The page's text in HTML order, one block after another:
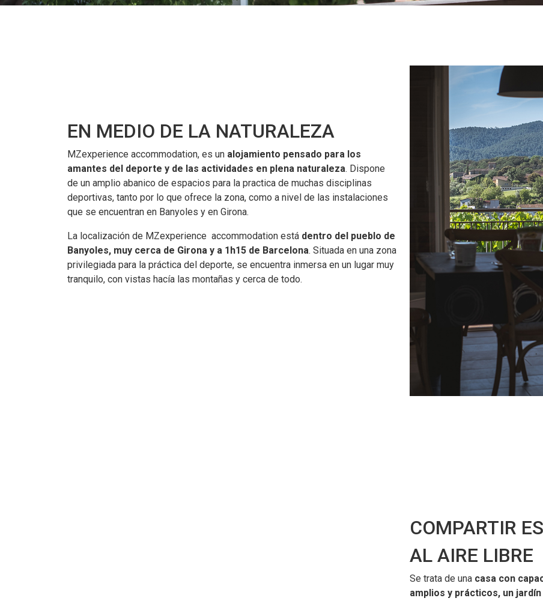
EN MEDIO DE LA NATURALEZA
MZexperience accommodation, es un alojamiento pensado para los
amantes del deporte y de las actividades en plena naturaleza. Dispone
de un amplio abanico de espacios para la practica de muchas disciplinas
deportivas, tanto por lo que ofrece la zona, como a nivel de las instalaciones
que se encuentran en Banyoles y en Girona.
La localización de MZexperience accommodation está dentro del pueblo de
Banyoles, muy cerca de Girona y a 1h15 de Barcelona. Situada en una zona
privilegiada para la práctica del deporte, se encuentra inmersa en un lugar muy
tranquilo, con vistas hacía las montañas y cerca de todo.
COMPARTIR
AL AIRE LIBRE
Se trata de una casa con
amplios y prácticos, un